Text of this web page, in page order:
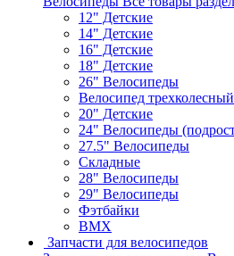
12" Детские
14" Детские
16" Детские
18" Детские
26" Велосипеды
Велосипед
20" Детские
24" Велосипеды
27.5" Велосипеды
Складные
28" Велосипеды
29" Велосипеды
Фэтбайки
BMX
Запчасти для велосипедов